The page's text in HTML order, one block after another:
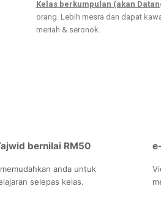
Kelas berkumpulan (akan
orang. Lebih mesra dan dapat
meriah & seronok.
bernilai RM50
anda untuk
selepas kelas.